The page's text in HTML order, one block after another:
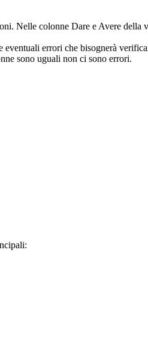
Nelle colonne Dare e Avere della
eventuali errori che bisognerà
sono uguali non ci sono errori.